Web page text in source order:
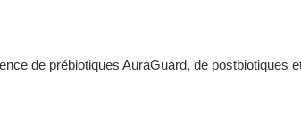
de prébiotiques AuraGuard, de postbiotiques